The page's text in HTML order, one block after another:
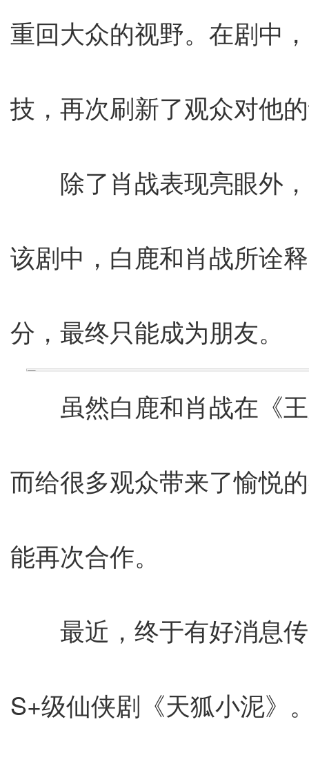
重回大众的视野。在剧中
技，再次刷新了观众对他
除了肖战表现亮眼外
该剧中，白鹿和肖战所诠
分，最终只能成为朋友。
虽然白鹿和肖战在《
而给很多观众带来了愉悦
能再次合作。
最近，终于有好消息
S+级仙侠剧《天狐小泥》